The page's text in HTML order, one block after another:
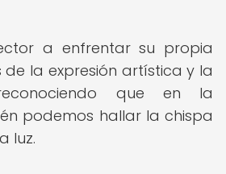
a enfrentar su propia
la expresión artística y la
que en la
podemos hallar la chispa
luz.